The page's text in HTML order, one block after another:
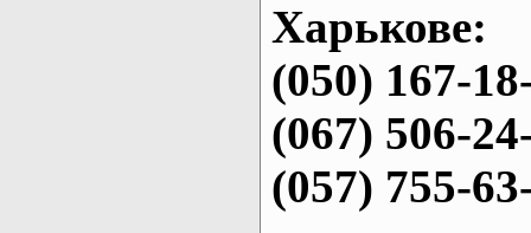
Харькове:
(050) 167-
(067) 506-
(057) 755-